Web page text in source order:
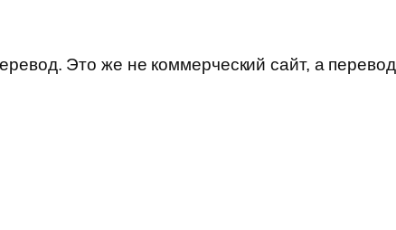
Это же не коммерческий сайт, а